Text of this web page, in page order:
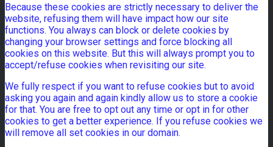
Because these cookies are strictly necessary to deliver the
website, refusing them will have impact how our site
functions. You always can block or delete cookies by
changing your browser settings and force blocking all
cookies on this website. But this will always prompt you to
accept/refuse cookies when revisiting our site.
We fully respect if you want to refuse cookies but to avoid
asking you again and again kindly allow us to store a cookie
for that. You are free to opt out any time or opt in for other
cookies to get a better experience. If you refuse cookies we
will remove all set cookies in our domain.